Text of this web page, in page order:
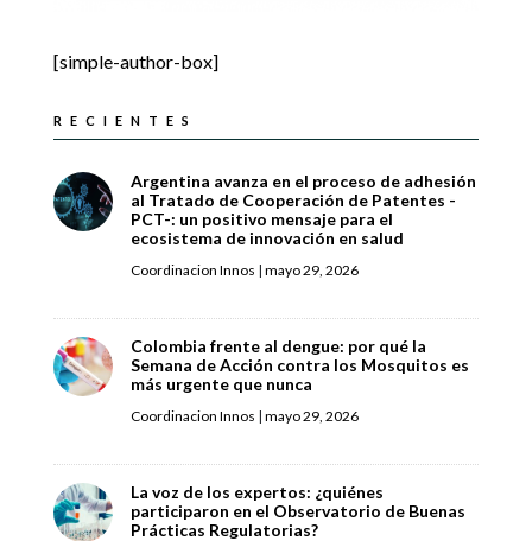
[simple-author-box]
RECIENTES
Argentina avanza en el proceso de adhesión
al Tratado de Cooperación de Patentes -
PCT-: un positivo mensaje para el
ecosistema de innovación en salud
Coordinacion Innos | mayo 29, 2026
Colombia frente al dengue: por qué la
Semana de Acción contra los Mosquitos es
más urgente que nunca
Coordinacion Innos | mayo 29, 2026
La voz de los expertos: ¿quiénes
participaron en el Observatorio de Buenas
Prácticas Regulatorias?